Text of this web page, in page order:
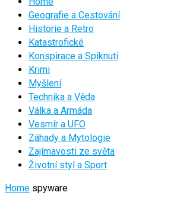
Geografie a Cestování
Historie a Retro
Katastrofické
Konspirace a Spiknutí
Krimi
Myšlení
Technika a Věda
Válka a Armáda
Vesmír a UFO
Záhady a Mytologie
Zajímavosti ze světa
Životní styl a Sport
Home spyware